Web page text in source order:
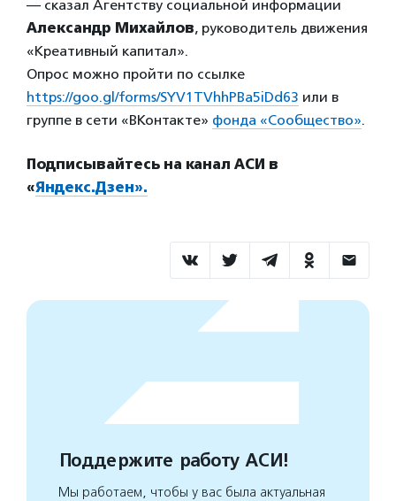
— сказал Агентству социальной информации
Александр Михайлов, руководитель движения
«Креативный капитал».
Опрос можно пройти по ссылке
https://goo.gl/forms/SYV1TVhhPBa5iDd63 или в
группе в сети «ВКонтакте» фонда «Сообщество».
Подписывайтесь на канал АСИ в
«Яндекс.Дзен».
Поддержите работу АСИ!
Мы работаем, чтобы у вас была актуальная